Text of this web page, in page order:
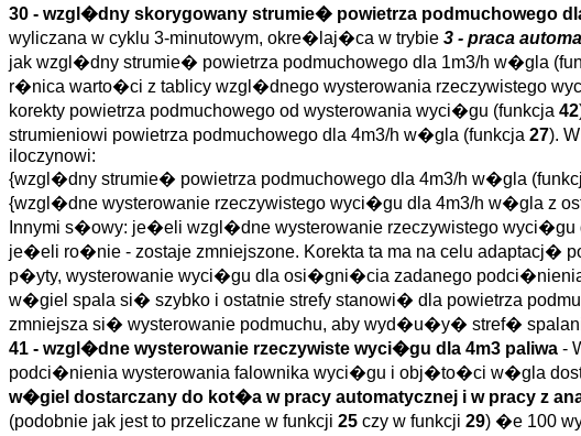
30 - wzgl�dny skorygowany strumie� powietrza podmuchowego
wyliczana w cyklu 3-minutowym, okre�laj�ca w trybie 3 - praca
jak wzgl�dny strumie� powietrza podmuchowego dla 1m3/h w�gla
r�nica warto�ci z tablicy wzgl�dnego wysterowania rzeczywistego
korekty powietrza podmuchowego od wysterowania wyci�gu (funkcja 42
strumieniowi powietrza podmuchowego dla 4m3/h w�gla (funkcja 27).
iloczynowi:
{wzgl�dny strumie� powietrza podmuchowego dla 4m3/h w�gla
{wzgl�dne wysterowanie rzeczywistego wyci�gu dla 4m3/h w�gla z
Innymi s�owy: je�eli wzgl�dne wysterowanie rzeczywistego wyci�gu
je�eli ro�nie - zostaje zmniejszone. Korekta ta ma na celu adaptacj�
p�yty, wysterowanie wyci�gu dla osi�gni�cia zadanego
w�giel spala si� szybko i ostatnie strefy stanowi� dla powietrza
zmniejsza si� wysterowanie podmuchu, aby wyd�u�y� stref�
41 - wzgl�dne wysterowanie rzeczywiste wyci�gu dla 4m3 paliwa -
podci�nienia wysterowania falownika wyci�gu i obj�to�ci w�gla
w�giel dostarczany do kot�a w pracy automatycznej i w pracy z
(podobnie jak jest to przeliczane w funkcji 25 czy w funkcji 29) �e 100